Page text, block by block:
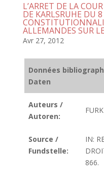
L’ARRET DE LA
DE KARLSRUHE DU
ALLEMANDES SUR
Avr 27, 2012
Données
Daten
Auteurs /
Autoren:
Source /
Fundstelle:
IN:
866.